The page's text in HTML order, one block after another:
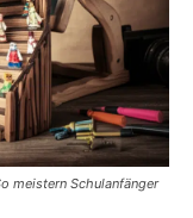
meistern Schulanfänger